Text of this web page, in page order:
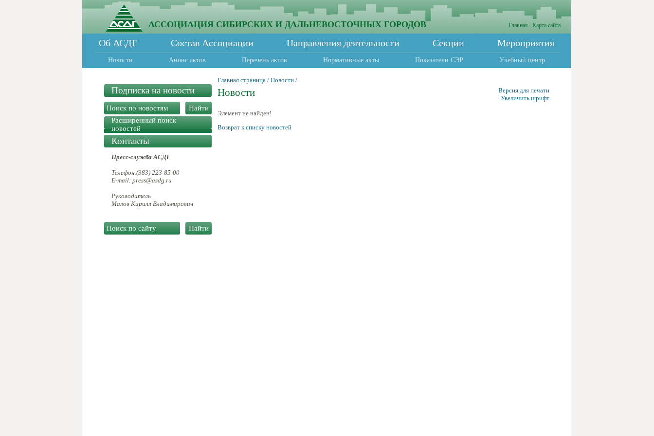
АССОЦИАЦИЯ СИБИРСКИХ И ДАЛЬНЕВОСТОЧНЫХ ГОРОДОВ Главная Карта сайта
Об АСДГ Состав Ассоциации Направления деятельности Секции Мероприятия
Новости Анонс актов Перечень актов Нормативные акты Показатели СЭР Учебный центр
Подписка на новости
Расширенный поиск
новостей
Контакты
Пресс-служба АСДГ
Телефон:(383) 223-85-00
E-mail: press@asdg.ru
Руководитель
Малов Кирилл Владимирович
Главная страница / Новости /
Новости
Версия для печати
Увеличить шрифт
Элемент не найден!
Возврат к списку новостей